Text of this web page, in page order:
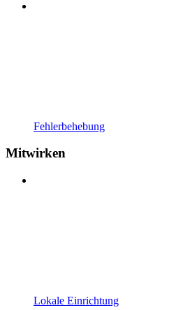
Fehlerbehebung
Mitwirken
Lokale Einrichtung